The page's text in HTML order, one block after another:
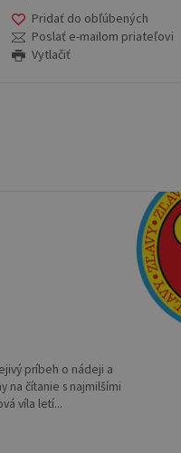
Pridať do obľúbených
Poslať e-mailom priateľovi
Vytlačiť
príbeh o nádeji a
na čítanie s najmilšími
víla letí...